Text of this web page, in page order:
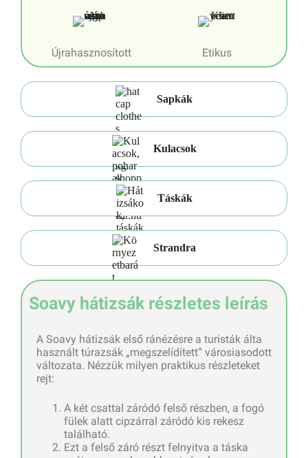
Újrahasznosított Etikus
Sapkák
Kulacsok
Táskák
Strandra
Soavy hátizsák részletes leírás
A Soavy hátizsák első ránézésre a turisták álta
használt túrazsák „megszelídített” városiasodott
változata. Nézzük milyen praktikus részleteket
rejt:
A két csattal záródó felső részben, a fogó
fülek alatt cipzárral záródó kis rekesz
található.
Ezt a felső záró részt felnyitva a táska